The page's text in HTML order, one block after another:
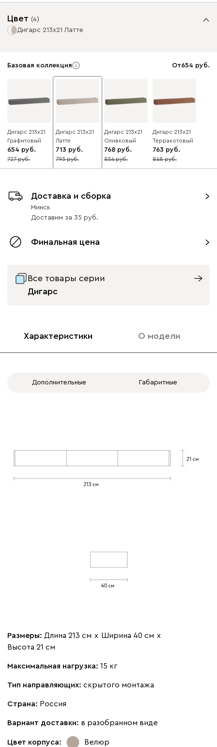
Цвет (4)
Дигарс 213x21 Латте
Базовая коллекция От654
Дигарс 213x21
Графитовый
654
10
727
Дигарс 213x21
Латте
713
10
793
Дигарс 213x21
Оливковый
768
10
854
Дигарс 213x21
Терракотовый
763
10
848
Доставка и сборка
Минск
Доставим за 35
Финальная цена
Все товары серии
Дигарс
Характеристики О модели
Дополнительные Габаритные
Размеры: Длина 213 см х Ширина 40 см х
Высота 21 см
Максимальная нагрузка: 15 кг
Тип направляющих: скрытого монтажа
Страна: Россия
Вариант доставки: в разобранном виде
Цвет корпуса: Велюр